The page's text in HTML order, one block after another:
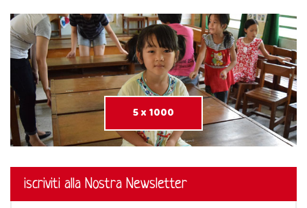
5 x 1000
iscriviti alla Nostra Newsletter